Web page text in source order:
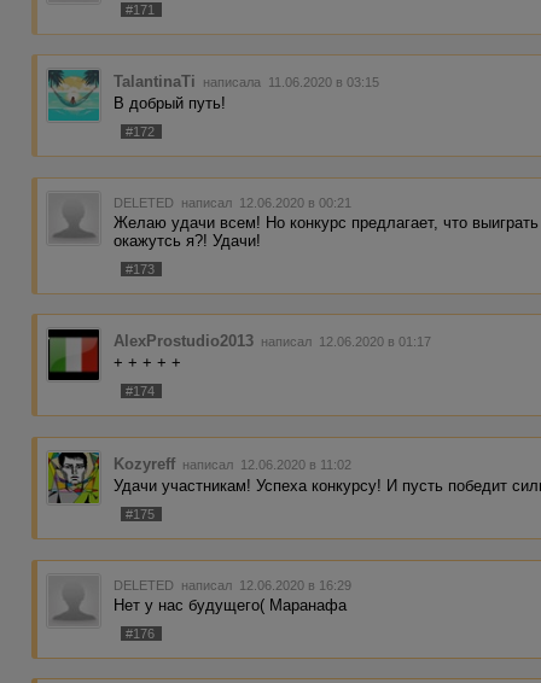
#171
TalantinaTi написала 11.06.2020 в 03:15
В добрый путь!
#172
DELETED написал 12.06.2020 в 00:21
Желаю удачи всем! Но конкурс предлагает, что
окажутсь я?! Удачи!
#173
AlexProstudio2013 написал 12.06.2020 в 01:17
+ + + + +
#174
Kozyreff написал 12.06.2020 в 11:02
Удачи участникам! Успеха конкурсу! И пусть победит
#175
DELETED написал 12.06.2020 в 16:29
Нет у нас будущего( Маранафа
#176